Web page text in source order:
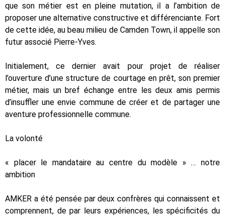
que son métier est en pleine mutation, il a l’ambition de
proposer une alternative constructive et différenciante. Fort
de cette idée, au beau milieu de Camden Town, il appelle son
futur associé Pierre-Yves.
Initialement, ce dernier avait pour projet de réaliser
l’ouverture d’une structure de courtage en prêt, son premier
métier, mais un bref échange entre les deux amis permis
d’insuffler une envie commune de créer et de partager une
aventure professionnelle commune.
La volonté
« placer le mandataire au centre du modèle » … notre
ambition
AMKER a été pensée par deux confrères qui connaissent et
comprennent, de par leurs expériences, les spécificités du